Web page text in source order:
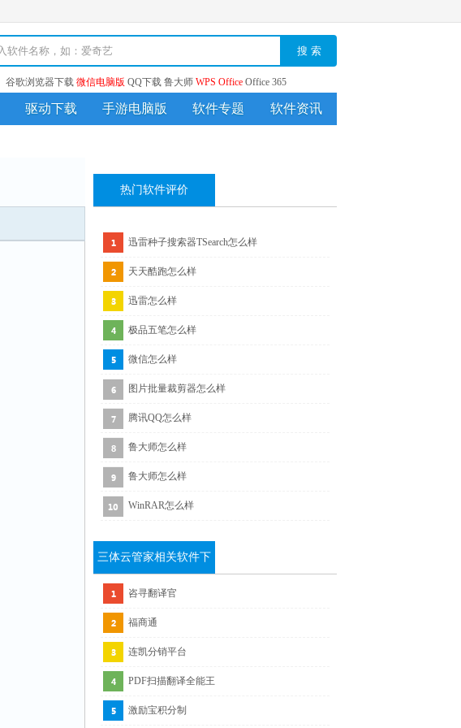
搜 索
谷歌浏览器下载 微信电脑版 QQ下载 鲁大师 WPS Office Office 365
驱动下载 手游电脑版 软件专题 软件资讯
热门软件评价
迅雷种子搜索器TSearch怎么样
天天酷跑怎么样
迅雷怎么样
极品五笔怎么样
微信怎么样
图片批量裁剪器怎么样
腾讯QQ怎么样
鲁大师怎么样
鲁大师怎么样
WinRAR怎么样
三体云管家相关软件下
载
咨寻翻译官
福商通
连凯分销平台
PDF扫描翻译全能王
激励宝积分制